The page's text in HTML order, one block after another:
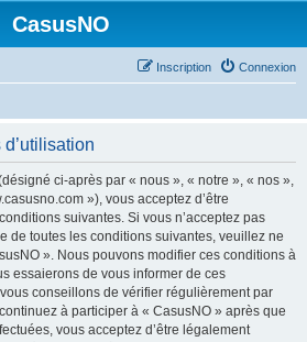
CasusNO
Connexion
Inscription
ci-après par « nous », « notre », « nos »,
»), vous acceptez d’être
suivantes. Si vous n’acceptez pas
de toutes les conditions suivantes, veuillez ne
». Nous pouvons modifier ces conditions à
essaierons de vous informer de ces
conseillons de vérifier régulièrement par
à participer à « CasusNO » après que
vous acceptez d’être légalement